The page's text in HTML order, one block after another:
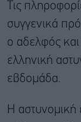
Τις
συγγενικά
ο αδελφός
ελληνική
εβδομάδα.
Η αστυνομική